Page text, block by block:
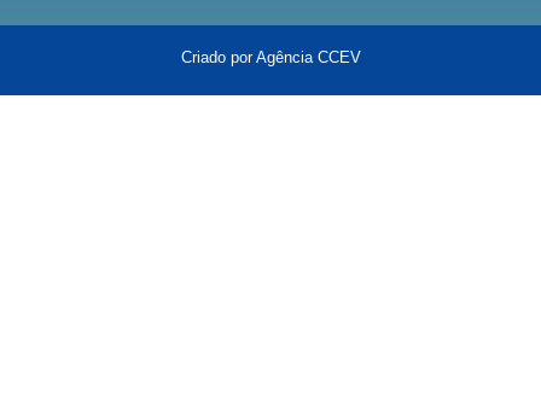
Criado por Agência CCEV